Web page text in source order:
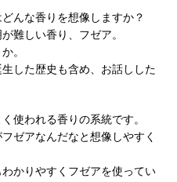
んな香りを想像しますか？
難しい香り、フゼア。
。
した歴史も含め、お話しした
使われる香りの系統です。
ゼアなんだなと想像しやすく
かりやすくフゼアを使ってい